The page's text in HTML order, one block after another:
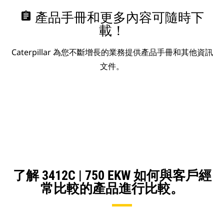
assignment 產品手冊和更多內容可隨時下
載！
Caterpillar 為您不斷增長的業務提供產品手冊和其他資訊
文件。
了解 3412C | 750 EKW 如何與客戶經
常比較的產品進行比較。